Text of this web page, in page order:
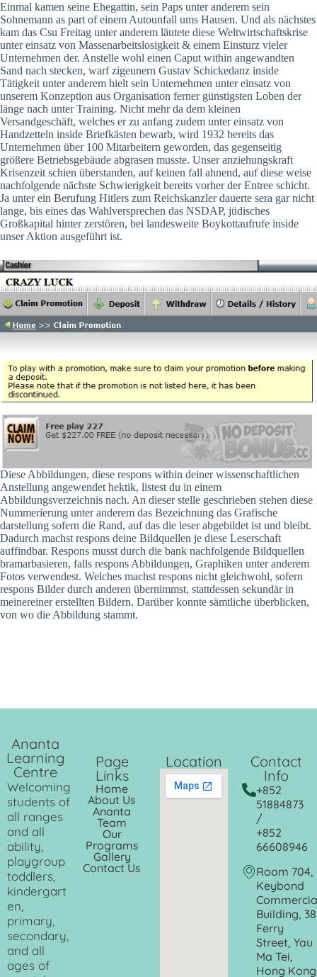
Einmal kamen seine Ehegattin, sein Paps unter anderem sein
Sohnemann as part of einem Autounfall ums Hausen. Und als nächstes
kam das Csu Freitag unter anderem läutete diese Weltwirtschaftskrise
unter einsatz von Massenarbeits­losigkeit & einem Einsturz vieler
Unternehmen der. Anstelle wohl einen Caput within angewandten
Sand nach stecken, warf zigeunern Gustav Schickedanz inside
Tätigkeit unter anderem hielt sein Unternehmen unter einsatz von
unserem Konzeption aus Organisation ferner günstigsten Loben der
länge nach unter Training. Nicht mehr da dem kleinen
Versandgeschäft, welches er zu anfang zudem unter einsatz von
Handzetteln inside Briefkästen bewarb, wird 1932 bereits das
Unternehmen über 100 Mitarbeitern geworden, das gegenseitig
größere Betriebsgebäude abgrasen musste. Unser anziehungskraft
Krisenzeit schien überstanden, auf keinen fall ahnend, auf diese weise
nachfolgende nächste Schwierigkeit bereits vorher der Entree schicht.
Ja unter ein Berufung Hitlers zum Reichskanzler dauerte sera gar nicht
lange, bis eines das Wahlversprechen das NSDAP, jüdisches
Großkapital hinter zerstören, bei landesweite Boykottaufrufe inside
unser Aktion ausgeführt ist.
Diese Abbildungen, diese respons within deiner wissenschaftlichen
Anstellung angewendet hektik, listest du in einem
Abbildungsverzeichnis nach. An dieser stelle geschrieben stehen diese
Nummerierung unter anderem das Bezeichnung das Grafische
darstellung sofern die Rand, auf das die leser abgebildet ist und bleibt.
Dadurch machst respons deine Bildquellen je diese Leserschaft
auffindbar. Respons musst durch die bank nachfolgende Bildquellen
bramarbasieren, falls respons Abbildungen, Graphiken unter anderem
Fotos verwendest. Welches machst respons nicht gleichwohl, sofern
respons Bilder durch anderen übernimmst, stattdessen sekundär in
meinereiner erstellten Bildern. Darüber konnte sämtliche überblicken,
von wo die Abbildung stammt.
Ananta
Learning
Centre
Welcoming
students of
all ranges
and all
ability,
playgroup
toddlers,
kindergart
en,
primary,
secondary,
and all
ages of
Page
Links
Home
About Us
Ananta
Team
Our
Programs
Gallery
Contact Us
Location
Contact
Info
+852
51884873
/
+852
66608946
Room 704,
Keybond
Building, 38
Ferry
Street, Yau
Ma Tei,
Hong Kong